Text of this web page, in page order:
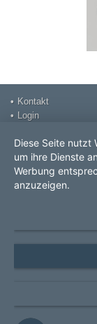
Kontakt
Login
Nürnberg / Würzburg
Aschaffenburg
rolf.popp@pro-
Diese Seite nutzt
um ihre Dienste
Werbung
anzuzeigen.